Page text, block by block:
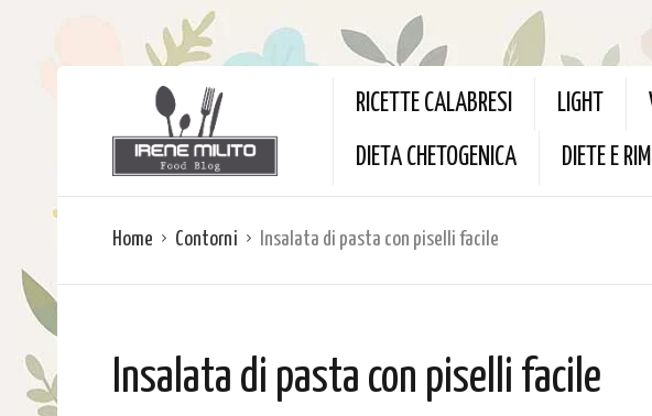
RICETTE CALABRESI LIGHT
DIETA CHETOGENICA DIETE E
Home Contorni Insalata di pasta con piselli facile
Insalata di pasta con piselli facile